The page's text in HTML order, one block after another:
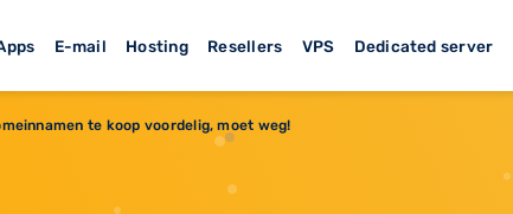
E-mail Hosting Resellers VPS Dedicated server
te koop voordelig, moet weg!